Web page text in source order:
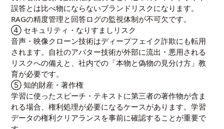
誤答とは比べ物にならないブランドリスクになります。
RAGの精度管理と回答ログの監視体制が不可欠です。
④ セキュリティ・なりすましリスク
音声・映像クローン技術はディープフェイク詐欺にも転用
されます。自社のアバター技術が外部に流出・悪用される
リスクへの備えと、社内での「本物と偽物の見分け方」教
育が必要です。
⑤ 知的財産・著作権
学習に使ったスピーチ・テキストに第三者の著作物が含ま
れる場合、権利処理が必要になるケースがあります。学習
データの権利クリアランスを事前に確認することが重要で